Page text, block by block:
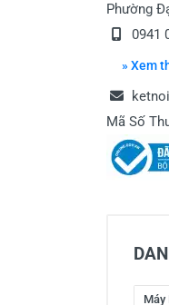
Phường
0941
» Xem
Mã Số
Máy